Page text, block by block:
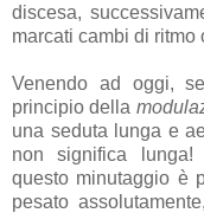
discesa,
marcati cambi di ritmo
Venendo ad oggi,
principio della
una seduta lunga e
non significa lunga!
questo minutaggio è
pesato